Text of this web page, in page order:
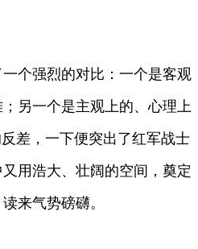
个强烈的对比：一个是客观
；另一个是主观上的、心理上
差，一下便突出了红军战士
用浩大、壮阔的空间，奠定
来气势磅礴。